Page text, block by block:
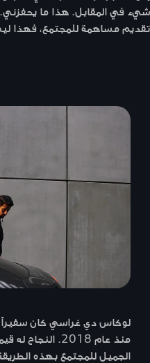
شيء في المقابل. هذا ما
تقديم مساهمة للمجتمع، فهذا
لوكاس دي غراسي كان سفيراً
منذ عام 2018.
الجميل للمجتمع بهذه